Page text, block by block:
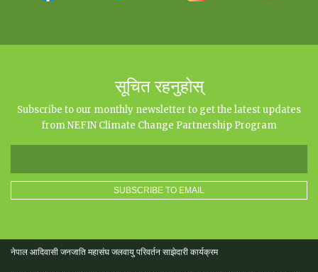
सूचित रहनुहोस्
Subscribe to our monthly newsletter to get the latest updates
from NEFIN Climate Change Partnership Program
नेपाल आदिवासी जनजाति महासंघ जलवायु परिवर्तन साझेदारी कार्यक्रम